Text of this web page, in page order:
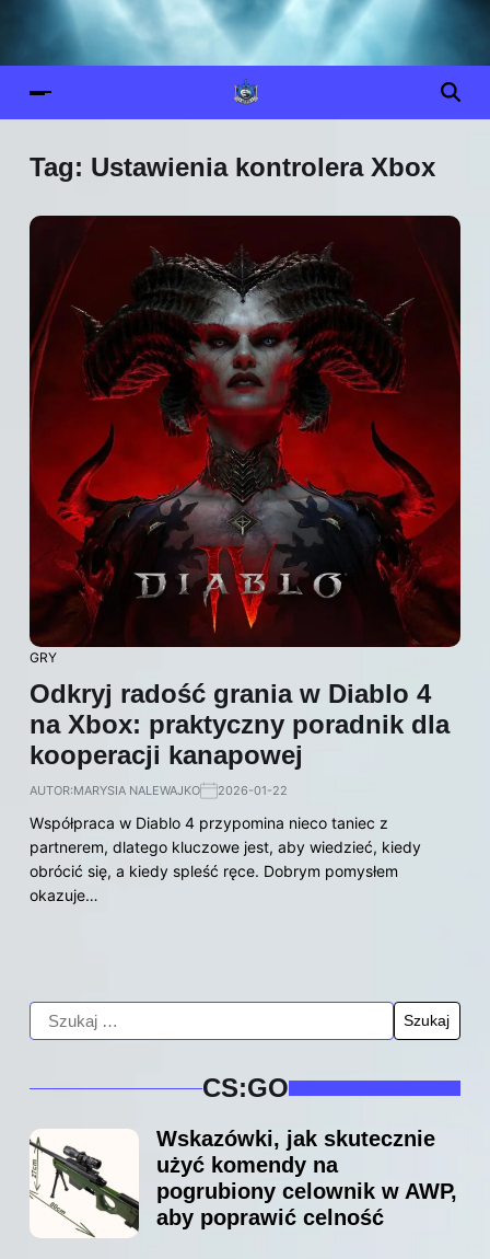
Tag: Ustawienia kontrolera Xbox
GRY
Odkryj radość grania w Diablo 4
na Xbox: praktyczny poradnik dla
kooperacji kanapowej
AUTOR:MARYSIA NALEWAJKO 2026-01-22
Współpraca w Diablo 4 przypomina nieco taniec z
partnerem, dlatego kluczowe jest, aby wiedzieć, kiedy
obrócić się, a kiedy spleść ręce. Dobrym pomysłem
okazuje…
CS:GO
Wskazówki, jak skutecznie
użyć komendy na
pogrubiony celownik w AWP,
aby poprawić celność